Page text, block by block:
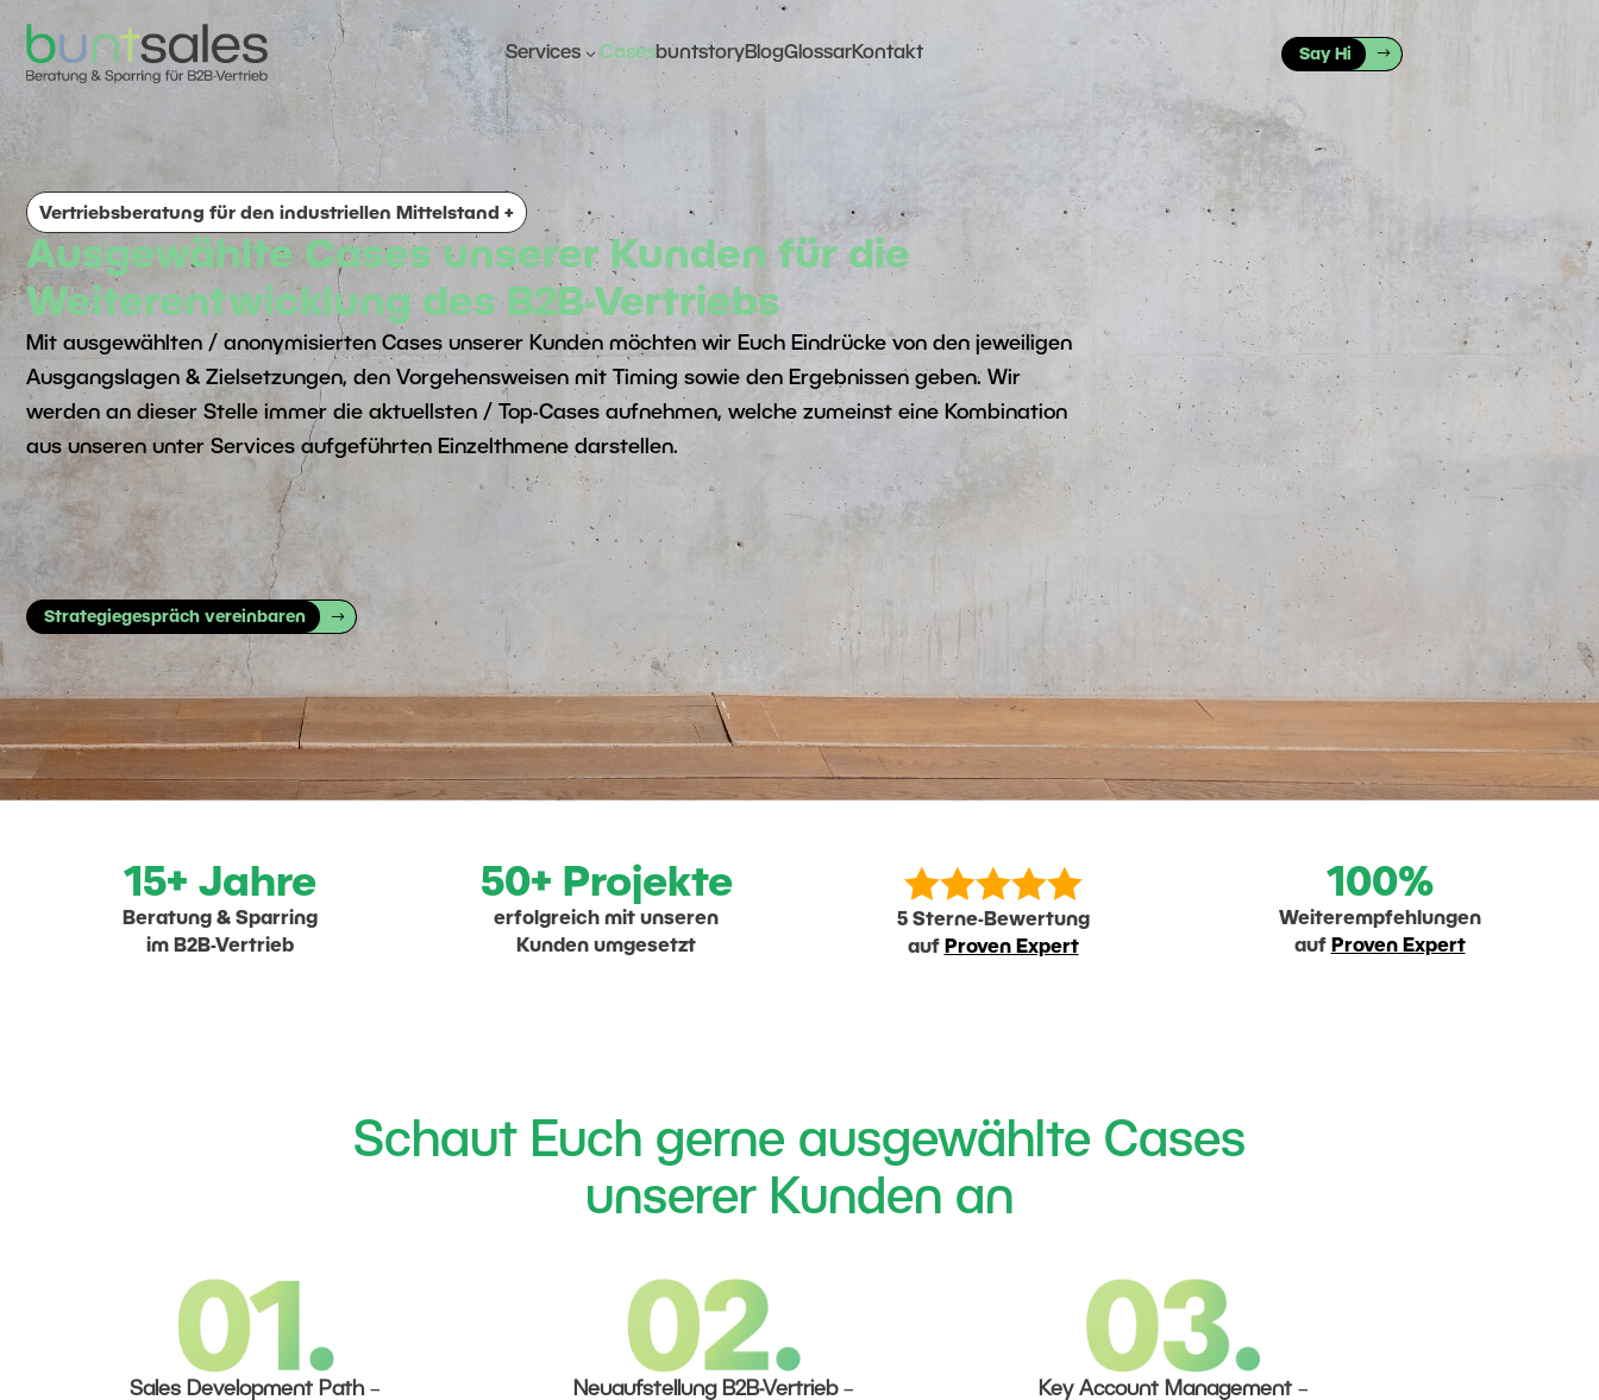
Services3
Check
Go-To-Market Strategie
Kundensegmentstrategien
Vertriebsprozesse
Vertriebsorganisation
Vertriebssteuerung
Change-
Management
CSO-
Sparring
CasesbuntstoryBlogGlossarKontakt Say Hi
Vertriebsberatung für den industriellen Mittelstand +
Ausgewählte Cases unserer Kunden für die
Weiterentwicklung des B2B-Vertriebs
Mit ausgewählten / anonymisierten Cases unserer Kunden möchten wir Euch Eindrücke von den jeweiligen
Ausgangslagen & Zielsetzungen, den Vorgehensweisen mit Timing sowie den Ergebnissen geben. Wir
werden an dieser Stelle immer die aktuellsten / Top-Cases aufnehmen, welche zumeinst eine Kombination
aus unseren unter Services aufgeführten Einzelthmene darstellen.
Strategiegespräch vereinbaren
15+ Jahre
Beratung & Sparring
im B2B-Vertrieb
50+ Projekte
erfolgreich mit unseren
Kunden umgesetzt

5 Sterne-Bewertung
auf Proven Expert
100%
Weiterempfehlungen
auf Proven Expert
Schaut Euch gerne ausgewählte Cases
unserer Kunden an
Sales Development Path –
Neuaufstellung B2B-Vertrieb–
Key Account Management–